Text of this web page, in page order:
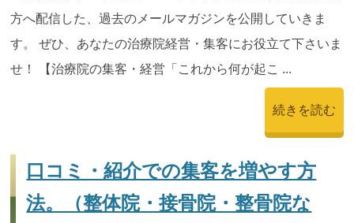
方へ配信した、過去のメールマガジンを公開していきま
す。 ぜひ、あなたの治療院経営・集客にお役立て下さいま
せ！ 【治療院の集客・経営「これから何が起こ ...
続きを読む
口コミ・紹介での集客を増やす方
法。（整体院・接骨院・整骨院な